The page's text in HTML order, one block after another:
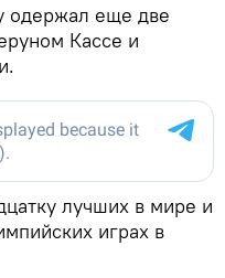
одержал еще две
Кассе и
лучших в мире и
играх в